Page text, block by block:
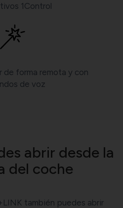
1Control
de forma remota y con
de voz
abrir desde la
del coche
también puedes abrir